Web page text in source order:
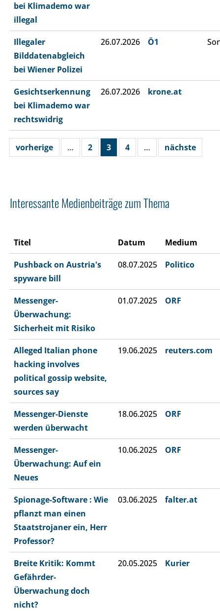
bei Klimademo war
illegal
Illegaler
Bilddatenabgleich
bei Wiener Polizei
26.07.2026 Ö1
Gesichtserkennung
bei Klimademo war
rechtswidrig
26.07.2026 krone.at
vorherige … 2 3 4 … nächste
Interessante Medienbeiträge zum Thema
Titel Datum Medium
Pushback on Austria's
spyware bill
08.07.2025 Politico
Messenger-
Überwachung:
Sicherheit mit Risiko
01.07.2025 ORF
Alleged Italian phone
hacking involves
political gossip website,
sources say
19.06.2025 reuters.com
Messenger-Dienste
werden überwacht
18.06.2025 ORF
Messenger-
Überwachung: Auf ein
Neues
10.06.2025 ORF
Spionage-Software : Wie
pflanzt man einen
Staatstrojaner ein, Herr
Professor?
03.06.2025 falter.at
Breite Kritik: Kommt
Gefährder-
Überwachung doch
nicht?
20.05.2025 Kurier